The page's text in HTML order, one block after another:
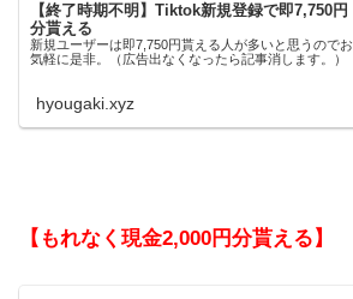
【終了時期不明】Tiktok新規登録で即7,750円
分貰える
新規ユーザーは即7,750円貰える人が多いと思うのでお
気軽に是非。（広告出なくなったら記事消します。）
hyougaki.xyz
【もれなく現金2,000円分貰える】